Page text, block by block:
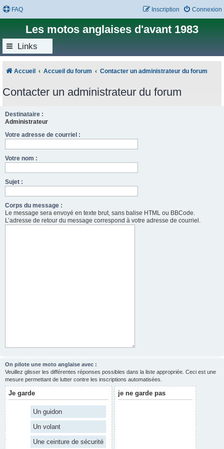
FAQ Connexion
Inscription
Les motos anglaises d'avant 1983
Links
Accueil Accueil du forum Contacter un administrateur du forum
Contacter un administrateur du forum
Destinataire :
Administrateur
Votre adresse de courriel :
Votre nom :
Sujet :
Corps du message :
Le message sera envoyé en texte brut, sans balise HTML ou BBCode.
L’adresse de retour du message correspond à votre adresse de courriel.
On pilote une moto anglaise avec :
Veuillez glisser les différentes réponses possibles dans la liste appropriée. Ceci est une
mesure permettant de lutter contre les inscriptions automatisées.
Je garde
Un guidon
Un volant
Une ceinture de sécurité
je ne garde pas